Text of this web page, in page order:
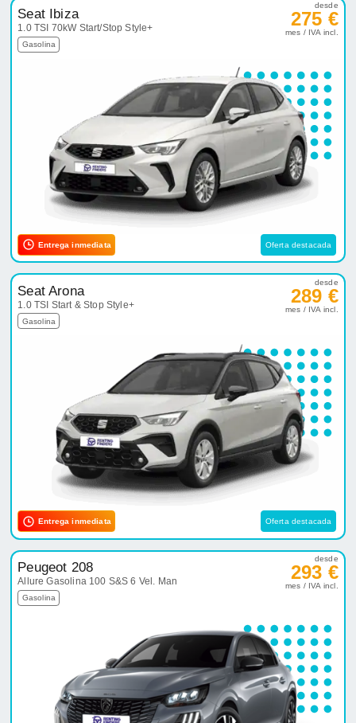
Seat Ibiza
1.0 TSI 70kW Start/Stop Style+
Gasolina
desde
275 €
mes / IVA incl.
Entrega inmediata Oferta destacada
Seat Arona
1.0 TSI Start & Stop Style+
Gasolina
desde
289 €
mes / IVA incl.
Entrega inmediata Oferta destacada
Peugeot 208
Allure Gasolina 100 S&S 6 Vel. Man
Gasolina
desde
293 €
mes / IVA incl.